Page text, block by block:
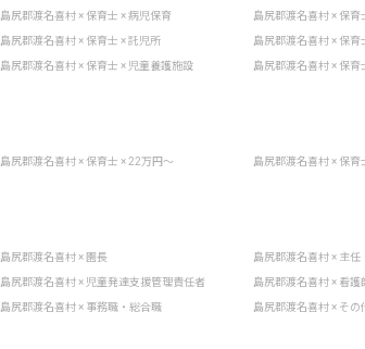
島尻郡渡名喜村 × 保育士 × 病児保育 島尻郡渡名喜村 × 保育
島尻郡渡名喜村 × 保育士 × 託児所 島尻郡渡名喜村 × 保育
島尻郡渡名喜村 × 保育士 × 児童養護施設 島尻郡渡名喜村 × 保育
島尻郡渡名喜村 × 保育士 × 22万円〜 島尻郡渡名喜村 × 保育
島尻郡渡名喜村 × 園長 島尻郡渡名喜村 × 主任
島尻郡渡名喜村 × 児童発達支援管理責任者 島尻郡渡名喜村 × 看護
島尻郡渡名喜村 × 事務職・総合職 島尻郡渡名喜村 × その